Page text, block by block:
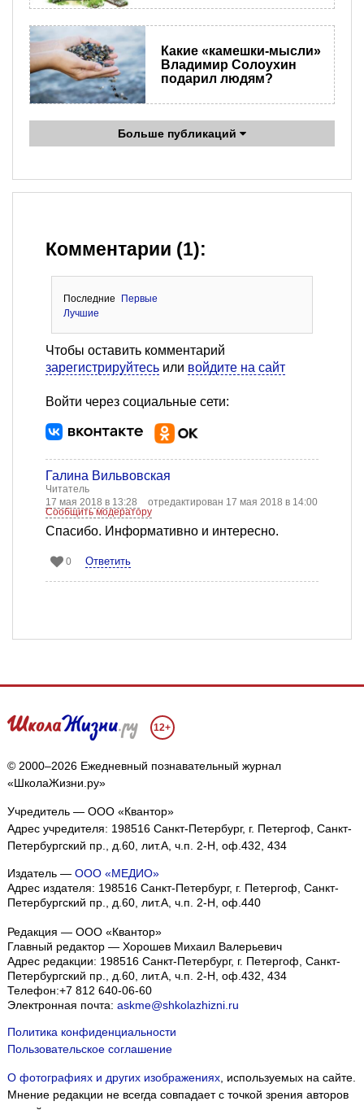
Какие «камешки-мысли»
Владимир Солоухин
подарил людям?
Больше публикаций
Комментарии (1):
Последние
Первые
Лучшие
Чтобы оставить комментарий
зарегистрируйтесь или войдите на сайт
Войти через социальные сети:
Галина Вильвовская
Читатель
17 мая 2018 в 13:28
отредактирован 17 мая 2018 в 14:00
Сообщить модератору
Спасибо. Информативно и интересно.
0 Ответить
12+
© 2000–2026 Ежедневный познавательный журнал
«ШколаЖизни.ру»
Учредитель — ООО «Квантор»
Адрес учредителя: 198516 Санкт-Петербург, г. Петергоф, Санкт-
Петербургский пр., д.60, лит.А, ч.п. 2-Н, оф.432, 434
Издатель — ООО «МЕДИО»
Адрес издателя: 198516 Санкт-Петербург, г. Петергоф, Санкт-
Петербургский пр., д.60, лит.А, ч.п. 2-Н, оф.440
Редакция — ООО «Квантор»
Главный редактор — Хорошев Михаил Валерьевич
Адрес редакции: 198516 Санкт-Петербург, г. Петергоф, Санкт-
Петербургский пр., д.60, лит.А, ч.п. 2-Н, оф.432, 434
Телефон:+7 812 640-06-60
Электронная почта: askme@shkolazhizni.ru
Политика конфиденциальности
Пользовательское соглашение
О фотографиях и других изображениях, используемых на сайте.
Мнение редакции не всегда совпадает с точкой зрения авторов